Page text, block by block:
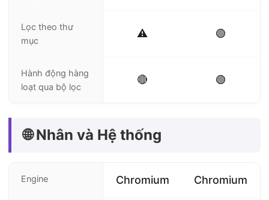
Lọc theo thư
mục
⚠️ 🟢
Hành động hàng
loạt qua bộ lọc
🔴 🟢
🌐 Nhân và Hệ thống
Engine Chromium Chromium